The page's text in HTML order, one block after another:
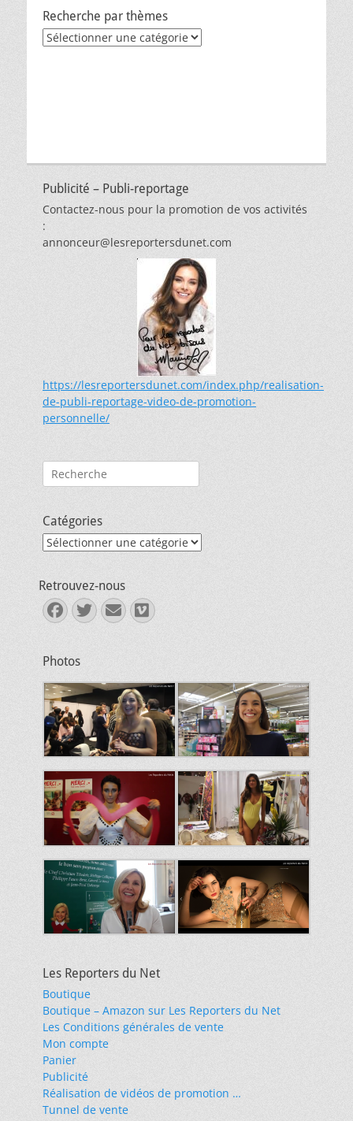
Recherche par thèmes
Recherche
Publicité – Publi-reportage
Contactez-nous pour la promotion de vos activités
:
annonceur@lesreportersdunet.com
https://lesreportersdunet.com/index.php/realisation-
de-publi-reportage-video-de-promotion-
personnelle/
Rechercher :
Catégories
Catégories
Retrouvez-nous
Facebook
Twitter
E-
mail
Vimeo
Photos
Les Reporters du Net
Boutique
Boutique – Amazon sur Les Reporters du Net
Les Conditions générales de vente
Mon compte
Panier
Publicité
Réalisation de vidéos de promotion …
Tunnel de vente